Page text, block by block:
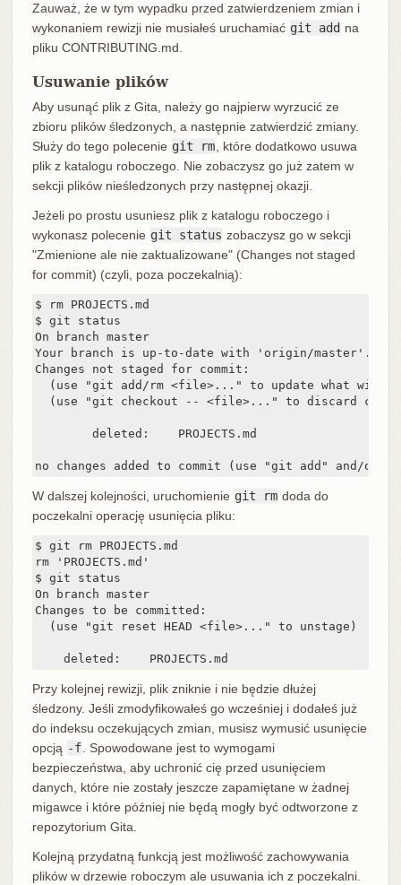
Zauważ, że w tym wypadku przed zatwierdzeniem zmian i
wykonaniem rewizji nie musiałeś uruchamiać git add na
pliku CONTRIBUTING.md.
Usuwanie plików
Aby usunąć plik z Gita, należy go najpierw wyrzucić ze
zbioru plików śledzonych, a następnie zatwierdzić zmiany.
Służy do tego polecenie git rm , które dodatkowo usuwa
plik z katalogu roboczego. Nie zobaczysz go już zatem w
sekcji plików nieśledzonych przy następnej okazji.
Jeżeli po prostu usuniesz plik z katalogu roboczego i
wykonasz polecenie git status zobaczysz go w sekcji
"Zmienione ale nie zaktualizowane" (Changes not staged
for commit) (czyli, poza poczekalnią):
$ rm PROJECTS.md
$ git status
On branch master
Your branch is up-to-date with 'origin/master'.
Changes not staged for commit:
(use "git add/rm <file>..." to update what will
(use "git checkout -- <file>..." to discard
        deleted:    PROJECTS.md
no changes added to commit (use "git add" and/or
W dalszej kolejności, uruchomienie git rm doda do
poczekalni operację usunięcia pliku:
$ git rm PROJECTS.md
rm 'PROJECTS.md'
$ git status
On branch master
Changes to be committed:
  (use "git reset HEAD <file>..." to unstage)
    deleted:    PROJECTS.md
Przy kolejnej rewizji, plik zniknie i nie będzie dłużej
śledzony. Jeśli zmodyfikowałeś go wcześniej i dodałeś już
do indeksu oczekujących zmian, musisz wymusić usunięcie
opcją -f . Spowodowane jest to wymogami
bezpieczeństwa, aby uchronić cię przed usunięciem
danych, które nie zostały jeszcze zapamiętane w żadnej
migawce i które później nie będą mogły być odtworzone z
repozytorium Gita.
Kolejną przydatną funkcją jest możliwość zachowywania
plików w drzewie roboczym ale usuwania ich z poczekalni.